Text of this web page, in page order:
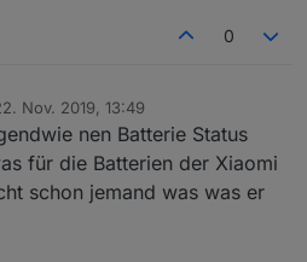
0
Nov. 2019, 13:49
von
nen Batterie Status
für die Batterien der Xiaomi
schon jemand was was er